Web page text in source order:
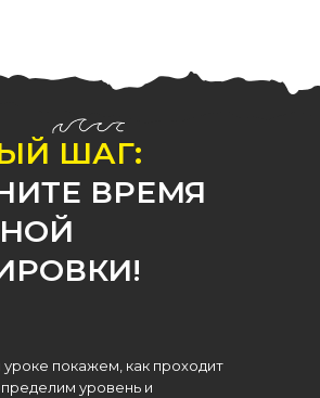
ШАГ:
ВРЕМЯ
покажем, как проходит
уровень и